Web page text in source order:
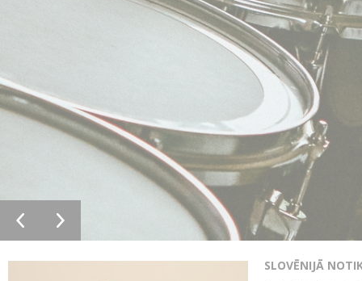
SLOVĒNIJĀ